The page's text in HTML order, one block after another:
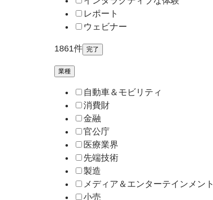
レポート
ウェビナー
1861件 完了
業種
自動車＆モビリティ
消費財
金融
官公庁
医療業界
先端技術
製造
メディア＆エンターテインメント
小売